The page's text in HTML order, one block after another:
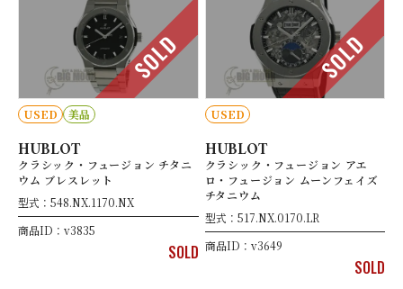
SOLD
USED 美品
HUBLOT
クラシック・フュージョン チタニ
ウム ブレスレット
型式：548.NX.1170.NX
商品ID：v3835
SOLD
SOLD
USED
HUBLOT
クラシック・フュージョン アエ
ロ・フュージョン ムーンフェイズ
チタニウム
型式：517.NX.0170.LR
商品ID：v3649
SOLD